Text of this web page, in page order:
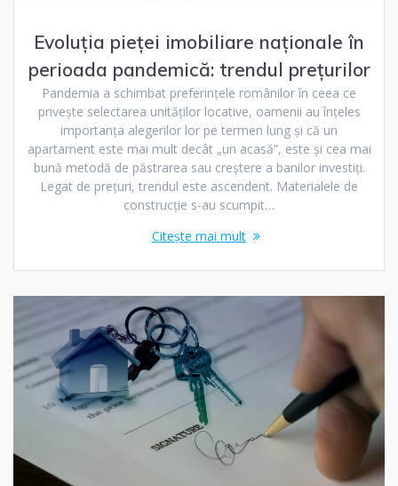
Evoluția pieței imobiliare naționale în
perioada pandemică: trendul prețurilor
Pandemia a schimbat preferințele românilor în ceea ce
privește selectarea unităților locative, oamenii au înțeles
importanța alegerilor lor pe termen lung și că un
apartament este mai mult decât „un acasă”, este și cea mai
bună metodă de păstrarea sau creștere a banilor investiți.
Legat de prețuri, trendul este ascendent. Materialele de
construcție s-au scumpit…
Citește mai mult